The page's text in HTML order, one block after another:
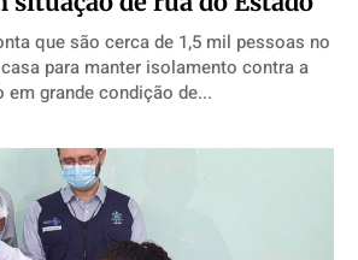
que são cerca de 1,5 mil pessoas no
para manter isolamento contra a
em grande condição de...